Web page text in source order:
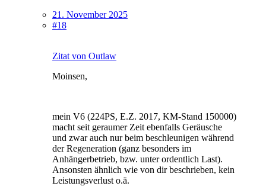
21. November 2025
#18
Zitat von Outlaw
Moinsen,
mein V6 (224PS, E.Z. 2017, KM-Stand 150000)
macht seit geraumer Zeit ebenfalls Geräusche
und zwar auch nur beim beschleunigen während
der Regeneration (ganz besonders im
Anhängerbetrieb, bzw. unter ordentlich Last).
Ansonsten ähnlich wie von dir beschrieben, kein
Leistungsverlust o.ä.